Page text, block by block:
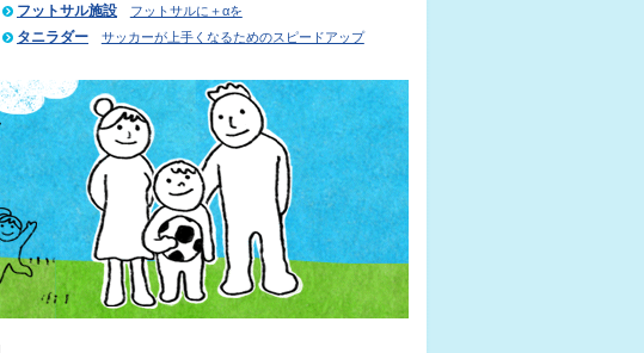
フットサル施設 フットサルに＋αを
タニラダー サッカーが上手くなるためのスピードアップ